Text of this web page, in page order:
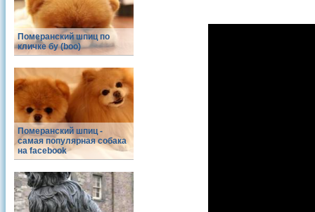
Померанский шпиц по
кличке бу (boo)
Померанский шпиц -
cамая популярная собака
на facebook